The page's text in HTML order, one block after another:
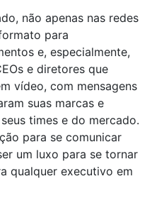
não apenas nas redes
para
e, especialmente,
e diretores que
vídeo, com mensagens
suas marcas e
times e do mercado.
para se comunicar
um luxo para se tornar
qualquer executivo em